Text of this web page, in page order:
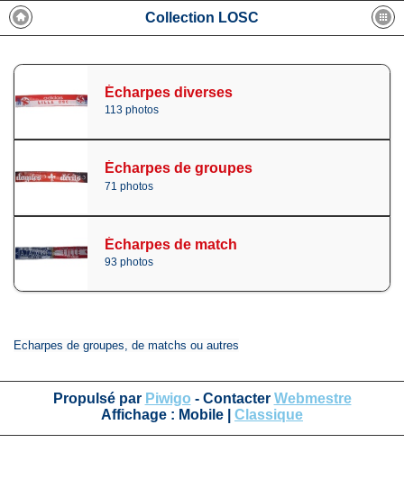
Collection LOSC
Écharpes diverses
113 photos
Écharpes de groupes
71 photos
Écharpes de match
93 photos
Echarpes de groupes, de matchs ou autres
Propulsé par Piwigo - Contacter Webmestre
Affichage : Mobile Classique